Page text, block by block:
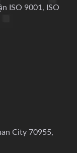
ISO 9001, ISO
City 70955,